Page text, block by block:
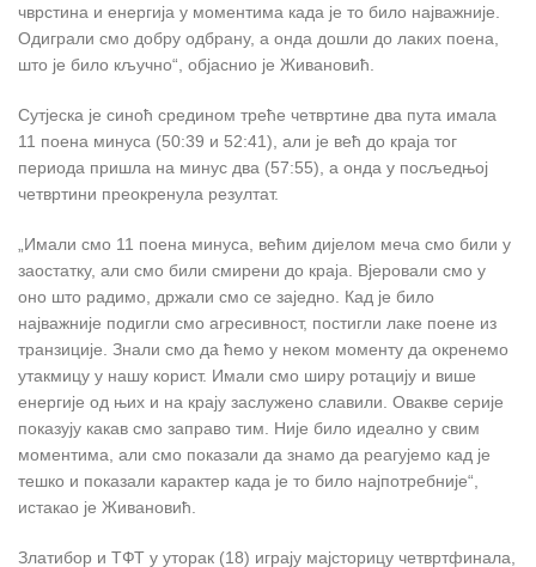
чврстина и енергија у моментима када је то било најважније.
Одиграли смо добру одбрану, а онда дошли до лаких поена,
што је било кључно“, објаснио је Живановић.
Сутјеска је синоћ средином треће четвртине два пута имала
11 поена минуса (50:39 и 52:41), али је већ до краја тог
периода пришла на минус два (57:55), а онда у посљедњој
четвртини преокренула резултат.
„Имали смо 11 поена минуса, већим дијелом меча смо били у
заостатку, али смо били смирени до краја. Вјеровали смо у
оно што радимо, држали смо се заједно. Кад је било
најважније подигли смо агресивност, постигли лаке поене из
транзиције. Знали смо да ћемо у неком моменту да окренемо
утакмицу у нашу корист. Имали смо ширу ротацију и више
енергије од њих и на крају заслужено славили. Овакве серије
показују какав смо заправо тим. Није било идеално у свим
моментима, али смо показали да знамо да реагујемо кад је
тешко и показали карактер када је то било најпотребније“,
истакао је Живановић.
Златибор и ТФТ у уторак (18) играју мајсторицу четвртфинала,